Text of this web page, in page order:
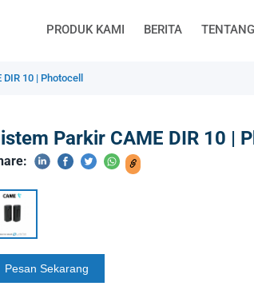
PRODUK KAMI BERITA
10 | Photocell
Parkir CAME DIR 10 |